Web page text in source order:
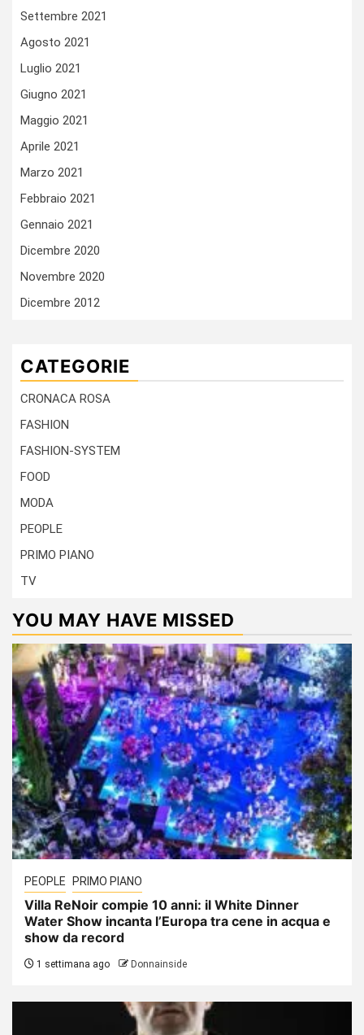
Settembre 2021
Agosto 2021
Luglio 2021
Giugno 2021
Maggio 2021
Aprile 2021
Marzo 2021
Febbraio 2021
Gennaio 2021
Dicembre 2020
Novembre 2020
Dicembre 2012
CATEGORIE
CRONACA ROSA
FASHION
FASHION-SYSTEM
FOOD
MODA
PEOPLE
PRIMO PIANO
TV
YOU MAY HAVE MISSED
PEOPLE PRIMO PIANO
Villa ReNoir compie 10 anni: il White Dinner
Water Show incanta l’Europa tra cene in acqua e
show da record
1 settimana ago Donnainside